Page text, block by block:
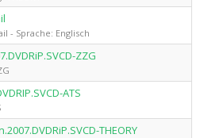
- Sprache: Englisch
ZZG
ATS
THEORY